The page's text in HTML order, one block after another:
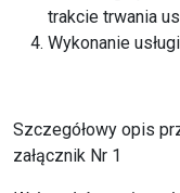
trakcie trwania
Wykonanie
Szczegółowy opis
załącznik Nr 1